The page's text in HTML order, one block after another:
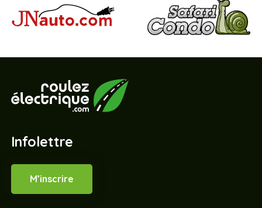
Infolettre
M’inscrire